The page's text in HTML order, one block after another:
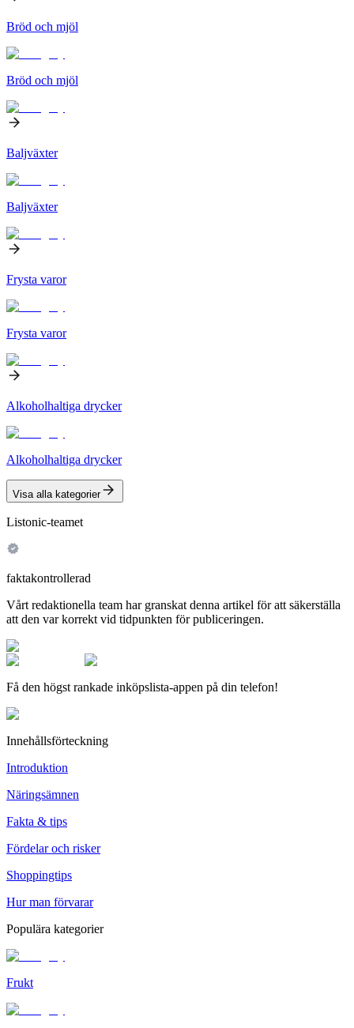
Bröd och mjöl
Bröd och mjöl
Baljväxter
Baljväxter
Frysta varor
Frysta varor
Alkoholhaltiga drycker
Alkoholhaltiga drycker
Visa alla kategorier
Listonic-teamet
faktakontrollerad
Vårt redaktionella team har granskat denna artikel för att säkerställa
att den var korrekt vid tidpunkten för publiceringen.
Få den högst rankade inköpslista-appen på din telefon!
Innehållsförteckning
Introduktion
Näringsämnen
Fakta & tips
Fördelar och risker
Shoppingtips
Hur man förvarar
Populära kategorier
Frukt